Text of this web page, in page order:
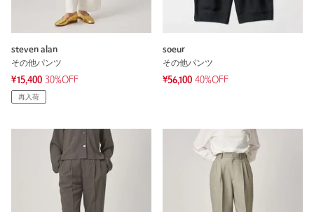
steven alan
その他パンツ
¥15,400 30%OFF
再入荷
soeur
その他パンツ
¥56,100 40%OFF